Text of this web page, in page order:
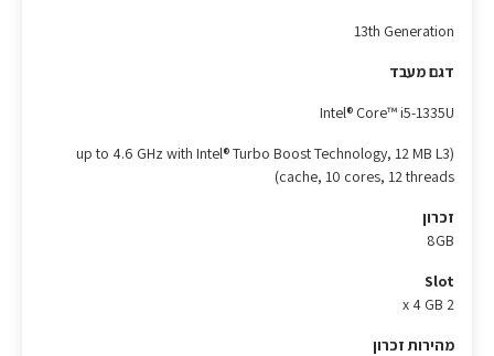
13th Generation
דגם מעבד
Intel® Core™ i5-1335U
(up to 4.6 GHz with Intel® Turbo Boost Technology, 12 MB L3
cache, 10 cores, 12 threads)
זכרון
8GB
Slot
2 x 4 GB
מהירות זכרון